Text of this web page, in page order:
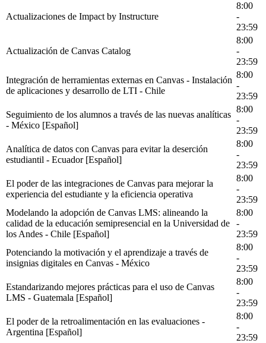
Actualizaciones de Impact by Instructure
8:00
-
23:59
Actualización de Canvas Catalog
8:00
-
23:59
Integración de herramientas externas en Canvas - Instalación
de aplicaciones y desarrollo de LTI - Chile
8:00
-
23:59
Seguimiento de los alumnos a través de las nuevas analíticas
- México [Español]
8:00
-
23:59
Analítica de datos con Canvas para evitar la deserción
estudiantil - Ecuador [Español]
8:00
-
23:59
El poder de las integraciones de Canvas para mejorar la
experiencia del estudiante y la eficiencia operativa
8:00
-
23:59
Modelando la adopción de Canvas LMS: alineando la
calidad de la educación semipresencial en la Universidad de
los Andes - Chile [Español]
8:00
-
23:59
Potenciando la motivación y el aprendizaje a través de
insignias digitales en Canvas - México
8:00
-
23:59
Estandarizando mejores prácticas para el uso de Canvas
LMS - Guatemala [Español]
8:00
-
23:59
El poder de la retroalimentación en las evaluaciones -
Argentina [Español]
8:00
-
23:59